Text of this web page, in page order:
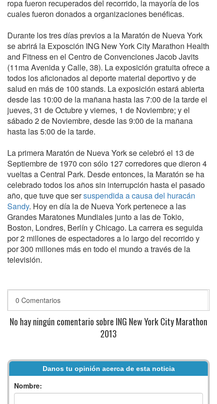
ropa fueron recuperados del recorrido, la mayoría de los
cuales fueron donados a organizaciones benéficas.
Durante los tres días previos a la Maratón de Nueva York
se abrirá la Exposción ING New York City Marathon Health
and Fitness en el Centro de Convenciones Jacob Javits
(11ma Avenida y Calle, 38). La exposición gratuita ofrece a
todos los aficionados al deporte material deportivo y de
salud en más de 100 stands. La exposición estará abierta
desde las 10:00 de la mañana hasta las 7:00 de la tarde el
jueves, 31 de Octubre y viernes, 1 de Noviembre; y el
sábado 2 de Noviembre, desde las 9:00 de la mañana
hasta las 5:00 de la tarde.
La primera Maratón de Nueva York se celebró el 13 de
Septiembre de 1970 con sólo 127 corredores que dieron 4
vueltas a Central Park. Desde entonces, la Maratón se ha
celebrado todos los años sin interrupción hasta el pasado
año, que tuve que sersuspendida a causa del huracán
Sandy. Hoy en día la de Nueva York pertenece a las
Grandes Maratones Mundiales junto a las de Tokio,
Boston, Londres, Berlín y Chicago. La carrera es seguida
por 2 millones de espectadores a lo largo del recorrido y
por 300 millones más en todo el mundo a través de la
televisión.
0 Comentarios
No hay ningún comentario sobre ING New York City Marathon
2013
Danos tu opinión acerca de esta noticia
Nombre: